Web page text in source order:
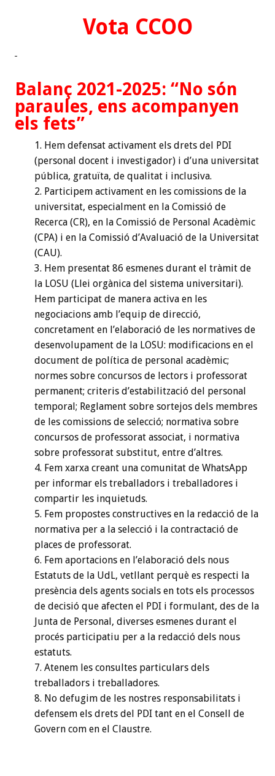
Vota CCOO
Balanç 2021-2025: “No són
paraules, ens acompanyen
els fets”
Hem defensat activament els drets del PDI
(personal docent i investigador) i d’una universitat
pública, gratuïta, de qualitat i inclusiva.
Participem activament en les comissions de la
universitat, especialment en la Comissió de
Recerca (CR), en la Comissió de Personal Acadèmic
(CPA) i en la Comissió d’Avaluació de la Universitat
(CAU).
Hem presentat 86 esmenes durant el tràmit de
la LOSU (Llei orgànica del sistema universitari).
Hem participat de manera activa en les
negociacions amb l’equip de direcció,
concretament en l’elaboració de les normatives de
desenvolupament de la LOSU: modificacions en el
document de política de personal acadèmic;
normes sobre concursos de lectors i professorat
permanent; criteris d’estabilització del personal
temporal; Reglament sobre sortejos dels membres
de les comissions de selecció; normativa sobre
concursos de professorat associat, i normativa
sobre professorat substitut, entre d’altres.
Fem xarxa creant una comunitat de WhatsApp
per informar els treballadors i treballadores i
compartir les inquietuds.
Fem propostes constructives en la redacció de la
normativa per a la selecció i la contractació de
places de professorat.
Fem aportacions en l’elaboració dels nous
Estatuts de la UdL, vetllant perquè es respecti la
presència dels agents socials en tots els processos
de decisió que afecten el PDI i formulant, des de la
Junta de Personal, diverses esmenes durant el
procés participatiu per a la redacció dels nous
estatuts.
Atenem les consultes particulars dels
treballadors i treballadores.
No defugim de les nostres responsabilitats i
defensem els drets del PDI tant en el Consell de
Govern com en el Claustre.